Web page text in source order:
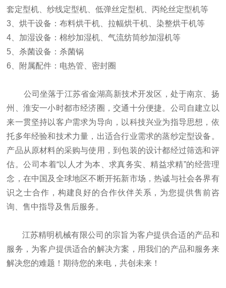
套定型机、纱线定型机、低弹丝定型机、丙纶丝定型机等
3、烘干设备：布料烘干机、拉幅烘干机、染整烘干机等
4、加湿设备：棉纱加湿机、气流纺筒纱加湿机等
5、杀菌设备：杀菌锅
6、附属配件：电热管、密封圈
公司坐落于江苏省金湖高新技术开发区，处于南京、扬
州、淮安一小时都市经济圈，交通十分便捷。公司自建立以
来一贯坚持以客户需求为导向，以科技兴业为指导思想，依
托多年经验和技术力量，出适合行业需求的蒸纱定型设备。
产品从原材料的采购与使用，到包装的设计都经过筛选和评
估。公司本着“以人才为本、求真务实、精益求精”的经营理
念，在中国及全球地区不断开拓新市场，热诚与社会各界有
识之士合作，构建良好的合作伙伴关系，为您提供售前咨
询、售中指导及售后服务。
江苏精明机械有限公司的宗旨为客户提供合适的产品和
服务，为客户提供适合的解决方案，用我们的产品和服务来
解决您的难题！期待您的来电，共创未来！